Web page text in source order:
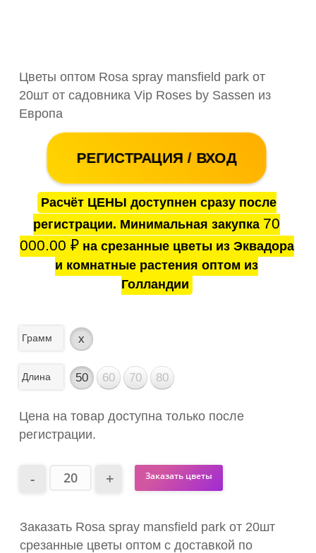
Цветы оптом Rosa spray mansfield park от
20шт от садовника Vip Roses by Sassen из
Европа
РЕГИСТРАЦИЯ / ВХОД
Расчёт ЦЕНЫ доступнен сразу после
регистрации. Минимальная закупка 70
000.00 ₽на срезанные цветы из Эквадора
и комнатные растения оптом из
Голландии
Грамм x
Длина 50 60 70 80
Цена на товар доступна только после
регистрации.
Заказать цветы
Заказать Rosa spray mansfield park от 20шт
срезанные цветы оптом с доставкой по